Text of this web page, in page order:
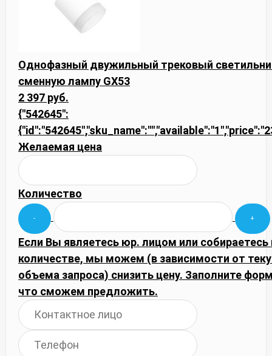
Однофазный двужильный трековый
сменную лампу GX53
2 397 руб.
{"542645":
Желаемая цена
Количество
Если Вы являетесь юр. лицом или
количестве, мы можем (в зависимости от
объема запроса) снизить цену. Заполните
что сможем предложить.